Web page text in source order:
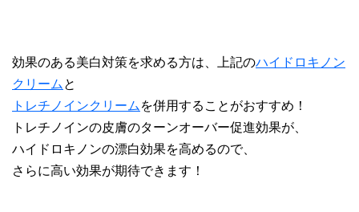
効果のある美白対策を求める方は、上記のハイドロキノン
クリーム と
トレチノインクリーム を併用することがおすすめ！
トレチノインの皮膚のターンオーバー促進効果が、
ハイドロキノンの漂白効果を高めるので、
さらに高い効果が期待できます！